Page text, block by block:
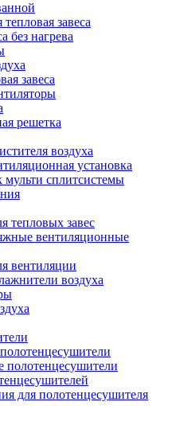
завеса
без нагрева
завеса
решетка
воздуха
установка
сплитсистемы
тепловых завес
вентиляционные
вентиляции
воздуха
полотенцесушители
для полотенцесушителя